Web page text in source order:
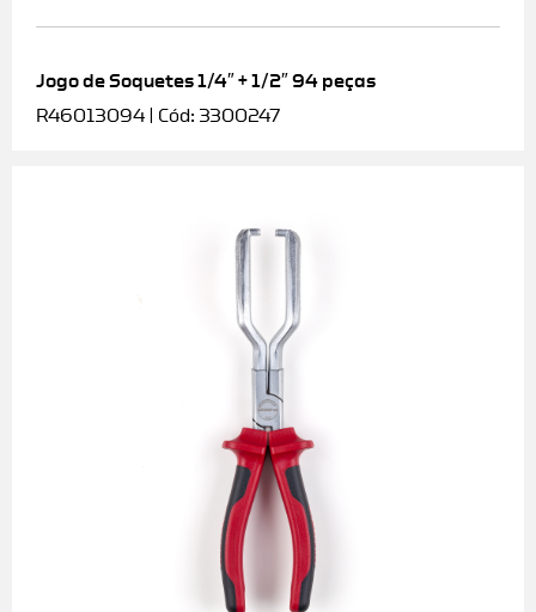
Jogo de Soquetes 1/4″ + 1/2″ 94 peças
R46013094 | Cód: 3300247